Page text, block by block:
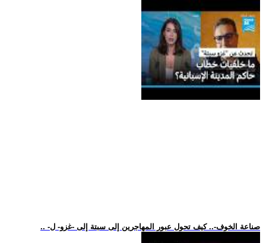
.. -صناعة الخوف-.. كيف تحول عبور المهاجرين إلى سبتة إلى -غزو- ل